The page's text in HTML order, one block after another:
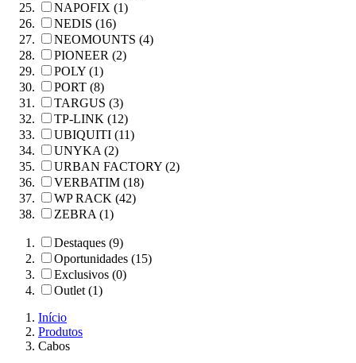
NAPOFIX (1)
NEDIS (16)
NEOMOUNTS (4)
PIONEER (2)
POLY (1)
PORT (8)
TARGUS (3)
TP-LINK (12)
UBIQUITI (11)
UNYKA (2)
URBAN FACTORY (2)
VERBATIM (18)
WP RACK (42)
ZEBRA (1)
Destaques (9)
Oportunidades (15)
Exclusivos (0)
Outlet (1)
Início
Produtos
Cabos